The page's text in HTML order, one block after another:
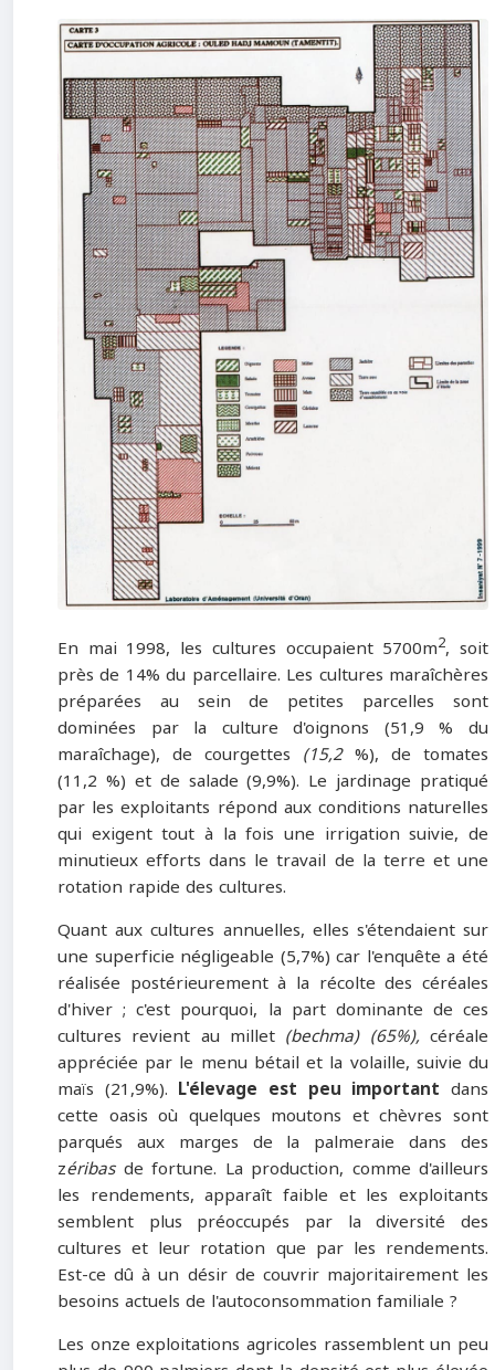
En mai 1998, les cultures occupaient 5700m2, soit
près de 14% du parcellaire. Les cultures maraîchères
préparées au sein de petites parcelles sont
dominées par la culture d'oignons (51,9 % du
maraîchage), de courgettes (15,2 %), de tomates
(11,2 %) et de salade (9,9%). Le jardinage pratiqué
par les exploitants répond aux conditions naturelles
qui exigent tout à la fois une irrigation suivie, de
minutieux efforts dans le travail de la terre et une
rotation rapide des cultures.
Quant aux cultures annuelles, elles s'étendaient sur
une superficie négligeable (5,7%) car l'enquête a été
réalisée postérieurement à la récolte des céréales
d'hiver ; c'est pourquoi, la part dominante de ces
cultures revient au millet (bechma) (65%),céréale
appréciée par le menu bétail et la volaille, suivie du
maïs (21,9%). L'élevage est peu important dans
cette oasis où quelques moutons et chèvres sont
parqués aux marges de la palmeraie dans des
zéribas de fortune. La production, comme d'ailleurs
les rendements, apparaît faible et les exploitants
semblent plus préoccupés par la diversité des
cultures et leur rotation que par les rendements.
Est-ce dû à un désir de couvrir majoritairement les
besoins actuels de l'autoconsommation familiale ?
Les onze exploitations agricoles rassemblent un peu